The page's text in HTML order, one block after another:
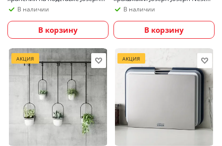
Joseph Podium
В наличии
В корзину
Prep Коллекция 100
В наличии
В корзину
АКЦИЯ АКЦИЯ